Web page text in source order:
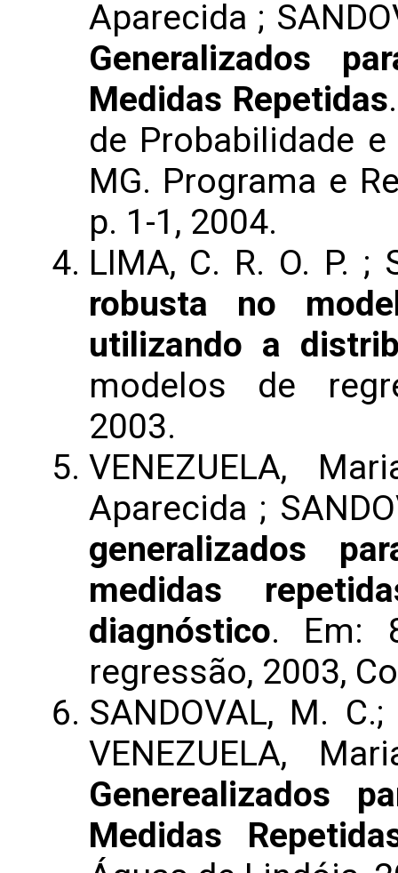
Aparecida ;
Generalizados
Medidas Repetidas
de Probabilidade
MG. Programa e
p. 1-1, 2004.
LIMA, C. R. O. P. ;
robusta no
utilizando a
modelos de
2003.
VENEZUELA,
Aparecida ;
generalizados
medidas
diagnóstico. Em:
regressão, 2003,
SANDOVAL, M.
VENEZUELA,
Generealizados
Medidas